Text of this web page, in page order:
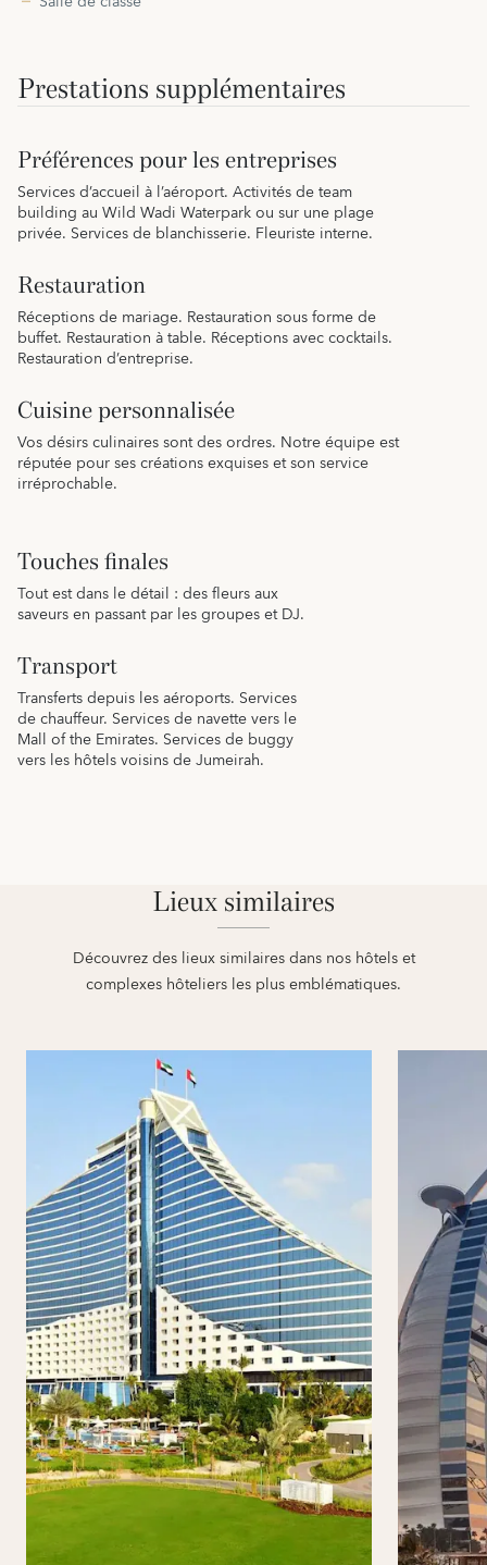
Prestations supplémentaires
Préférences pour les entreprises
Services d’accueil à l’aéroport. Activités de team
building au Wild Wadi Waterpark ou sur une plage
privée. Services de blanchisserie. Fleuriste interne.
Restauration
Réceptions de mariage. Restauration sous forme de
buffet. Restauration à table. Réceptions avec cocktails.
Restauration d’entreprise.
Cuisine personnalisée
Vos désirs culinaires sont des ordres. Notre équipe est
réputée pour ses créations exquises et son service
irréprochable.
Touches finales
Tout est dans le détail : des fleurs aux
saveurs en passant par les groupes et DJ.
Transport
Transferts depuis les aéroports. Services
de chauffeur. Services de navette vers le
Mall of the Emirates. Services de buggy
vers les hôtels voisins de Jumeirah.
Lieux similaires
Découvrez des lieux similaires dans nos hôtels et
complexes hôteliers les plus emblématiques.